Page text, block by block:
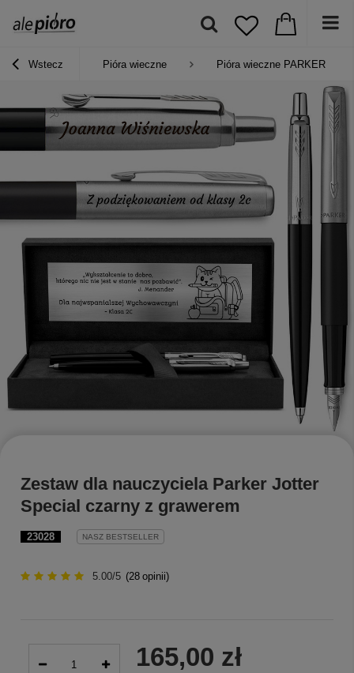
Wstecz Pióra wieczne Pióra wieczne PARKER
23028 NASZ BESTSELLER
Zestaw dla nauczyciela Parker Jotter
Special czarny z grawerem
5.00/5 (28 opinii)
165,00 zł